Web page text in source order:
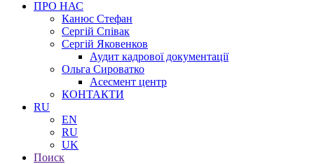
ПРО НАС
Канюс Стефан
Сергій Співак
Сергій Яковенков
Аудит кадрової документації
Ольга Сироватко
Асесмент центр
КОНТАКТИ
RU
EN
RU
UK
Поиск